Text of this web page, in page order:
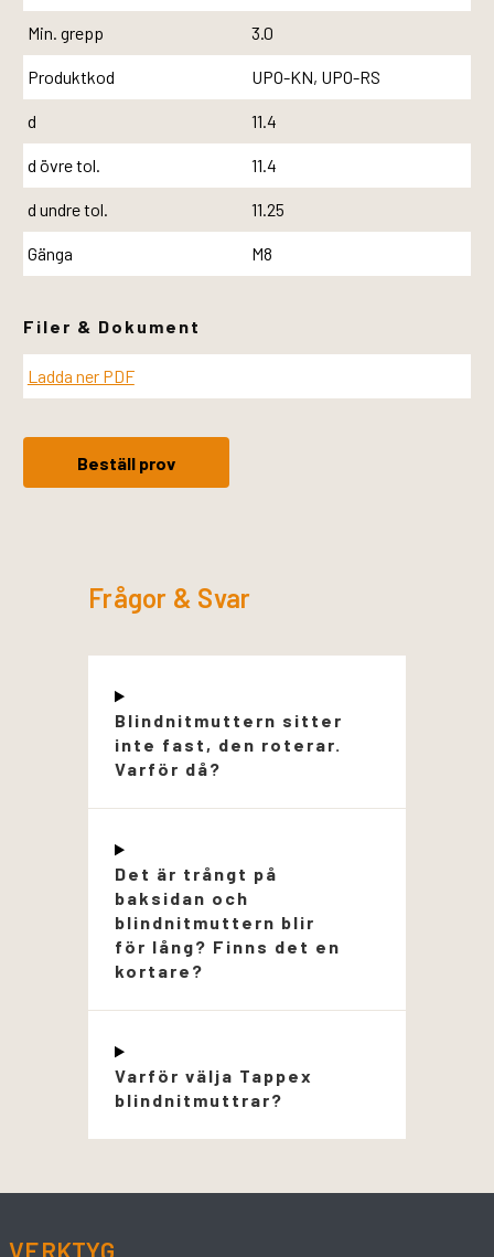
Min. grepp 3.0
Produktkod UPO-KN, UPO-RS
d 11.4
d övre tol. 11.4
d undre tol. 11.25
Gänga M8
Filer & Dokument
Ladda ner PDF
Beställ prov
Frågor & Svar
Blindnitmuttern sitter
inte fast, den roterar.
Varför då?
Det är trångt på
baksidan och
blindnitmuttern blir
för lång? Finns det en
kortare?
Varför välja Tappex
blindnitmuttrar?
VERKTYG